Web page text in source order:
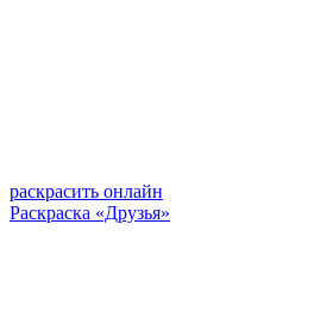
раскрасить онлайн
Раскраска «Друзья»